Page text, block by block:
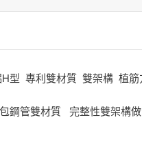
型 專利雙材質 雙架構 植筋
鋼管雙材質 完整性雙架構